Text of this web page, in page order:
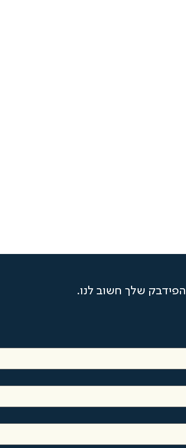
הפידבק שלך חשוב לנו.